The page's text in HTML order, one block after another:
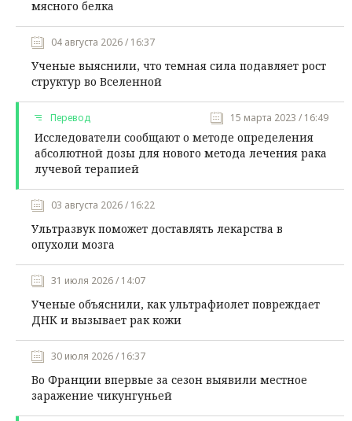
мясного белка
04 августа 2026 / 16:37
Ученые выяснили, что темная сила подавляет рост
структур во Вселенной
Перевод 15 марта 2023 / 16:49
Исследователи сообщают о методе определения
абсолютной дозы для нового метода лечения рака
лучевой терапией
03 августа 2026 / 16:22
Ультразвук поможет доставлять лекарства в
опухоли мозга
31 июля 2026 / 14:07
Ученые объяснили, как ультрафиолет повреждает
ДНК и вызывает рак кожи
30 июля 2026 / 16:37
Во Франции впервые за сезон выявили местное
заражение чикунгуньей